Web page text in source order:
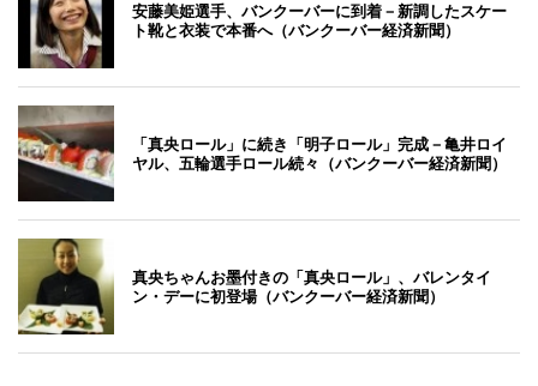
安藤美姫選手、バンクーバーに到着－新調したスケー
ト靴と衣装で本番へ（バンクーバー経済新聞）
「真央ロール」に続き「明子ロール」完成－亀井ロイ
ヤル、五輪選手ロール続々（バンクーバー経済新聞）
真央ちゃんお墨付きの「真央ロール」、バレンタイ
ン・デーに初登場（バンクーバー経済新聞）